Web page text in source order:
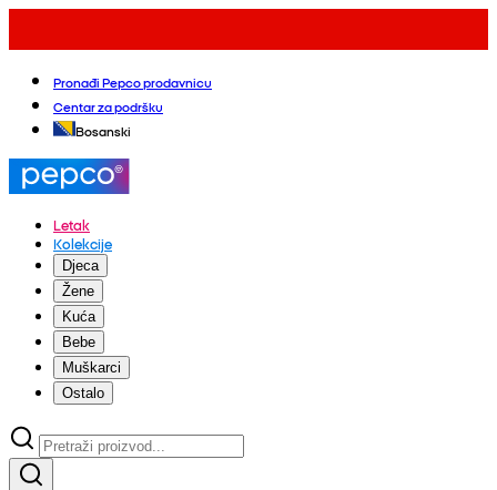
Pronađi Pepco prodavnicu
Centar za podršku
Bosanski
Letak
Kolekcije
Djeca
Žene
Kuća
Bebe
Muškarci
Ostalo